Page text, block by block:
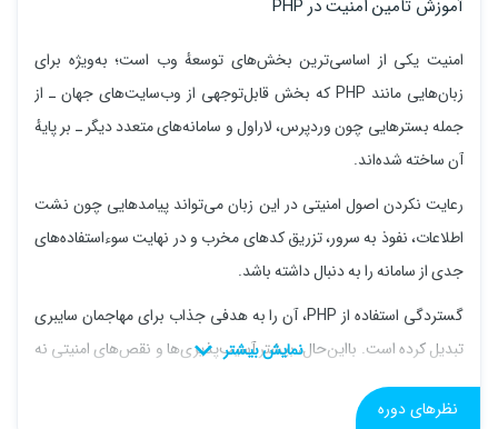
آموزش تامین امنیت در PHP
امنیت یکی از اساسی‌ترین بخش‌های توسعهٔ وب است؛ به‌ویژه برای
زبان‌هایی مانند PHP که بخش قابل‌توجهی از وب‌سایت‌های جهان ـ از
جمله بسترهایی چون وردپرس، لاراول و سامانه‌های متعدد دیگر ـ بر پایهٔ
آن ساخته شده‌اند.
رعایت نکردن اصول امنیتی در این زبان می‌تواند پیامدهایی چون نشت
اطلاعات، نفوذ به سرور، تزریق کدهای مخرب و در نهایت سوءاستفاده‌های
جدی از سامانه را به دنبال داشته باشد.
گستردگی استفاده از PHP، آن را به هدفی جذاب برای مهاجمان سایبری
تبدیل کرده است. بااین‌حال، بیشتر آسیب‌پذیری‌ها و نقص‌های امنیتی نه
برنامه‌نویس هستند.
نظرهای دوره